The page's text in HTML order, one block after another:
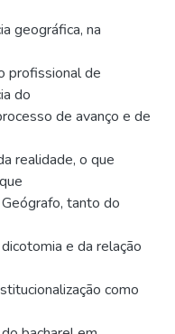
geográfica, na
profissional de
do
de avanço e de
realidade, o que
tanto do
e da relação
como